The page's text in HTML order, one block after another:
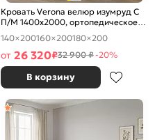
Кровать Verona велюр изумруд С
П/М 1400x2000, ортопедическое
основание, изголовье мягкое
140×200160×200180×200
от 26 320₽32 900 ₽-20%
В корзину